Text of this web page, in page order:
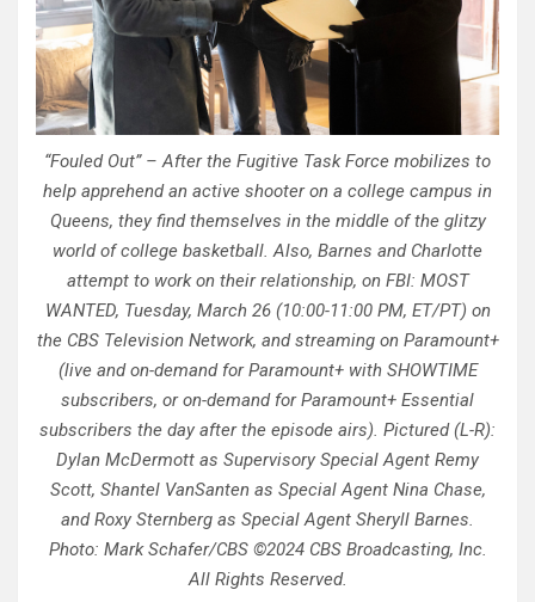
“Fouled Out” – After the Fugitive Task Force mobilizes to
help apprehend an active shooter on a college campus in
Queens, they find themselves in the middle of the glitzy
world of college basketball. Also, Barnes and Charlotte
attempt to work on their relationship, on FBI: MOST
WANTED, Tuesday, March 26 (10:00-11:00 PM, ET/PT) on
the CBS Television Network, and streaming on Paramount+
(live and on-demand for Paramount+ with SHOWTIME
subscribers, or on-demand for Paramount+ Essential
subscribers the day after the episode airs). Pictured (L-R):
Dylan McDermott as Supervisory Special Agent Remy
Scott, Shantel VanSanten as Special Agent Nina Chase,
and Roxy Sternberg as Special Agent Sheryll Barnes.
Photo: Mark Schafer/CBS ©2024 CBS Broadcasting, Inc.
All Rights Reserved.